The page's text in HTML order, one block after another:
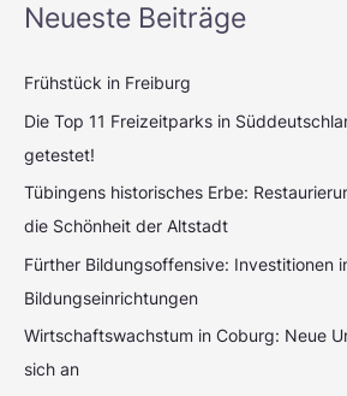
Neueste Beiträge
Frühstück in Freiburg
Die Top 11 Freizeitparks in
getestet!
Tübingens historisches Erbe:
die Schönheit der Altstadt
Fürther Bildungsoffensive: Investitionen
Bildungseinrichtungen
Wirtschaftswachstum in Coburg: Neue
sich an